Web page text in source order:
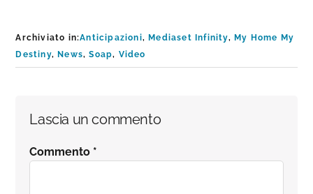
Archiviato in:Anticipazioni,Mediaset Infinity,My Home My
Destiny,News,Soap, Video
Interazioni
del
Lascia un commento
Commento *